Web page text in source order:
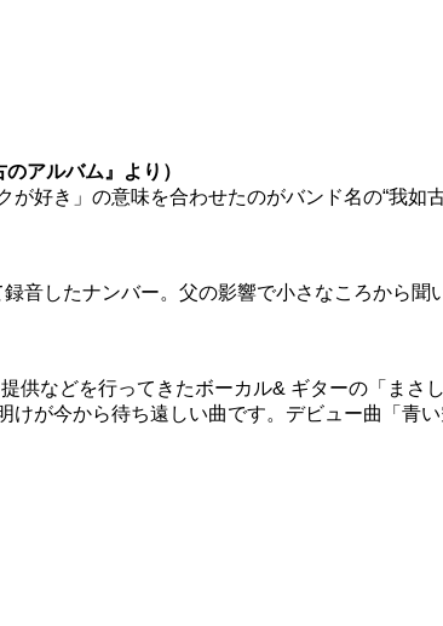
アルバム』より）
好き」の意味を合わせたのがバンド名の“我如
音したナンバー。父の影響で小さなころから
供などを行ってきたボーカル& ギターの「ま
が今から待ち遠しい曲です。デビュー曲「青